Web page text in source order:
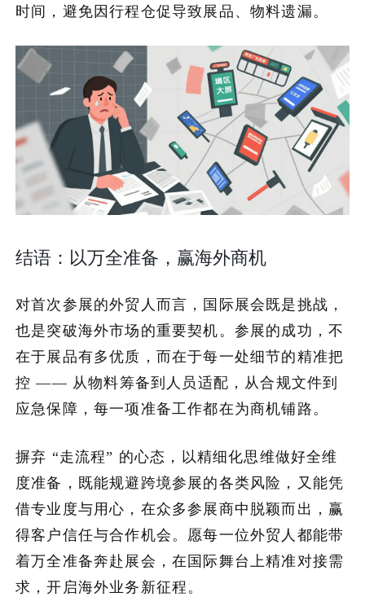
时间，避免因行程仓促导致展品、物料遗漏。
结语：以万全准备，赢海外商机
对首次参展的外贸人而言，国际展会既是挑战，
也是突破海外市场的重要契机。参展的成功，不
在于展品有多优质，而在于每一处细节的精准把
控 —— 从物料筹备到人员适配，从合规文件到
应急保障，每一项准备工作都在为商机铺路。
摒弃 “走流程” 的心态，以精细化思维做好全维
度准备，既能规避跨境参展的各类风险，又能凭
借专业度与用心，在众多参展商中脱颖而出，赢
得客户信任与合作机会。愿每一位外贸人都能带
着万全准备奔赴展会，在国际舞台上精准对接需
求，开启海外业务新征程。